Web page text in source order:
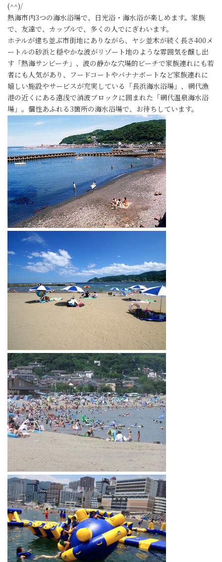
(^^)/
熱海市内3つの海水浴場で、日光浴・海水浴が楽しめます。家族
で、友達で、カップルで、多くの人でにぎわいます。
ホテルが建ち並ぶ市街地にありながら、ヤシ並木が続く長さ400メ
ートルの砂浜と穏やかな波がリゾート地のような雰囲気を醸し出
す「熱海サンビーチ」、波の静かな穴場的ビーチで家族連れにも若
者にも人気があり、フードコートやバナナボートなど家族連れに
嬉しい施設やサービスが充実している「長浜海水浴場」、網代漁
港の近くにある遠浅で消波ブロックに囲まれた「網代温泉海水浴
場」。個性あふれる3箇所の海水浴場で、お待ちしています。